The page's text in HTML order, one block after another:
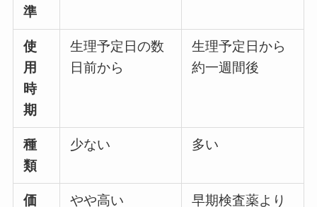
準
使
用
時
期
生理予定日の数
日前から
生理予定日から
約一週間後
種
類
少ない 多い
価
やや高い
早期検査薬より